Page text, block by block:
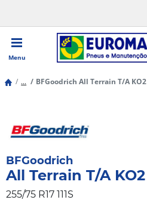
Menu
... BFGoodrich All Terrain T/A KO2
BFGoodrich
All Terrain T/A KO2
255/75 R17 111S